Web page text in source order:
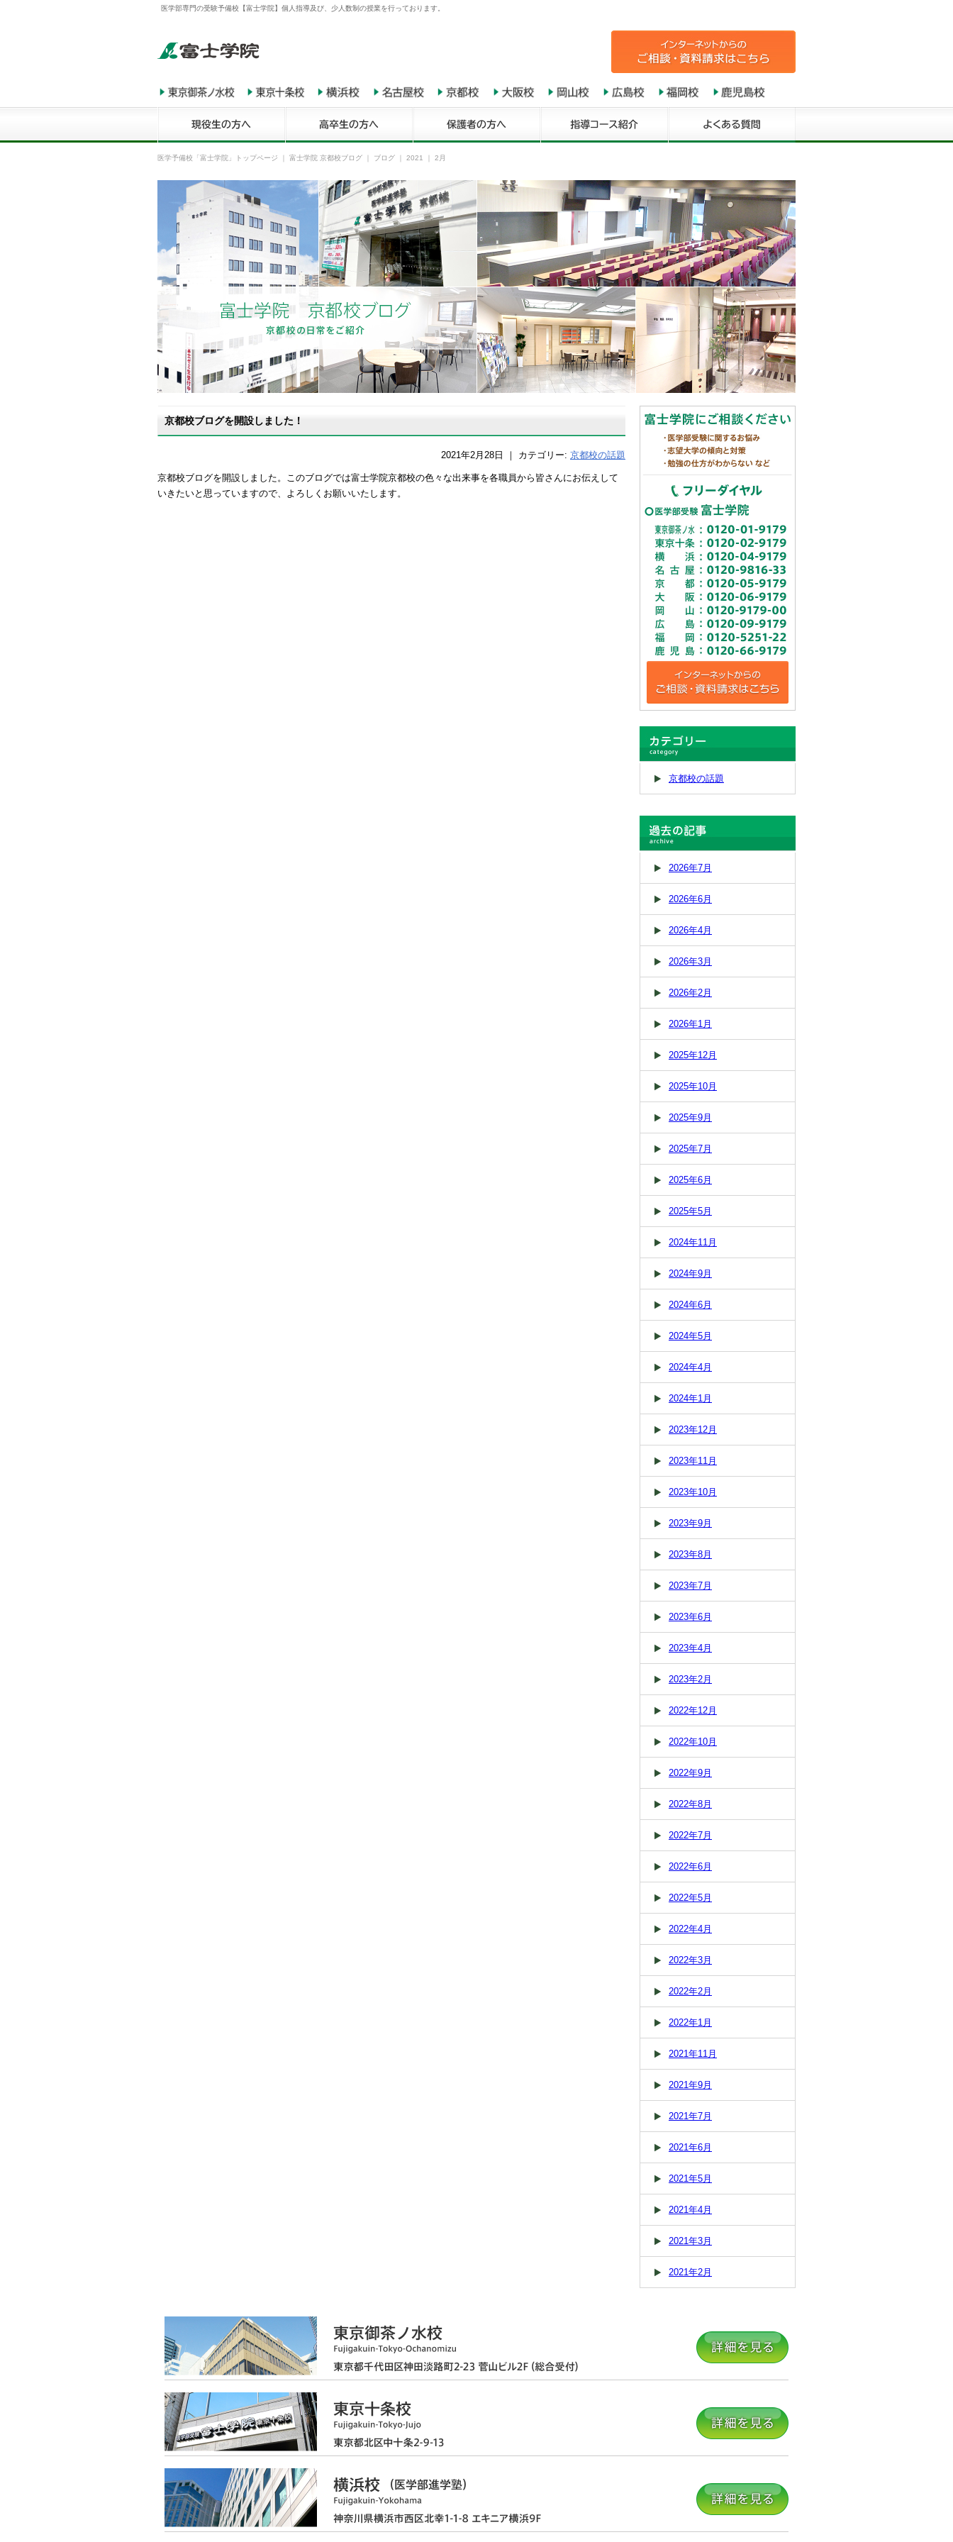
医学部専門の受験予備校【富士学院】個人指導及び、少人数制の授業を行っております。
医学予備校「富士学院」トップページ 富士学院 京都校ブログ ブログ ｜ 2021 ｜ 2月
京都校ブログを開設しました！
2021年2月28日 ｜ カテゴリー: 京都校の話題
京都校ブログを開設しました。このブログでは富士学院京都校の色々な出来事を各職員から皆さんにお伝えして
いきたいと思っていますので、よろしくお願いいたします。
京都校の話題
2026年7月
2026年6月
2026年4月
2026年3月
2026年2月
2026年1月
2025年12月
2025年10月
2025年9月
2025年7月
2025年6月
2025年5月
2024年11月
2024年9月
2024年6月
2024年5月
2024年4月
2024年1月
2023年12月
2023年11月
2023年10月
2023年9月
2023年8月
2023年7月
2023年6月
2023年4月
2023年2月
2022年12月
2022年10月
2022年9月
2022年8月
2022年7月
2022年6月
2022年5月
2022年4月
2022年3月
2022年2月
2022年1月
2021年11月
2021年9月
2021年7月
2021年6月
2021年5月
2021年4月
2021年3月
2021年2月